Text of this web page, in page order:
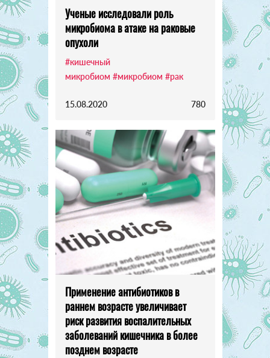
Ученые исследовали роль
микробиома в атаке на раковые
опухоли
#кишечный
микробиом #микробиом #рак
15.08.2020 780
Применение антибиотиков в
раннем возрасте увеличивает
риск развития воспалительных
заболеваний кишечника в более
позднем возрасте